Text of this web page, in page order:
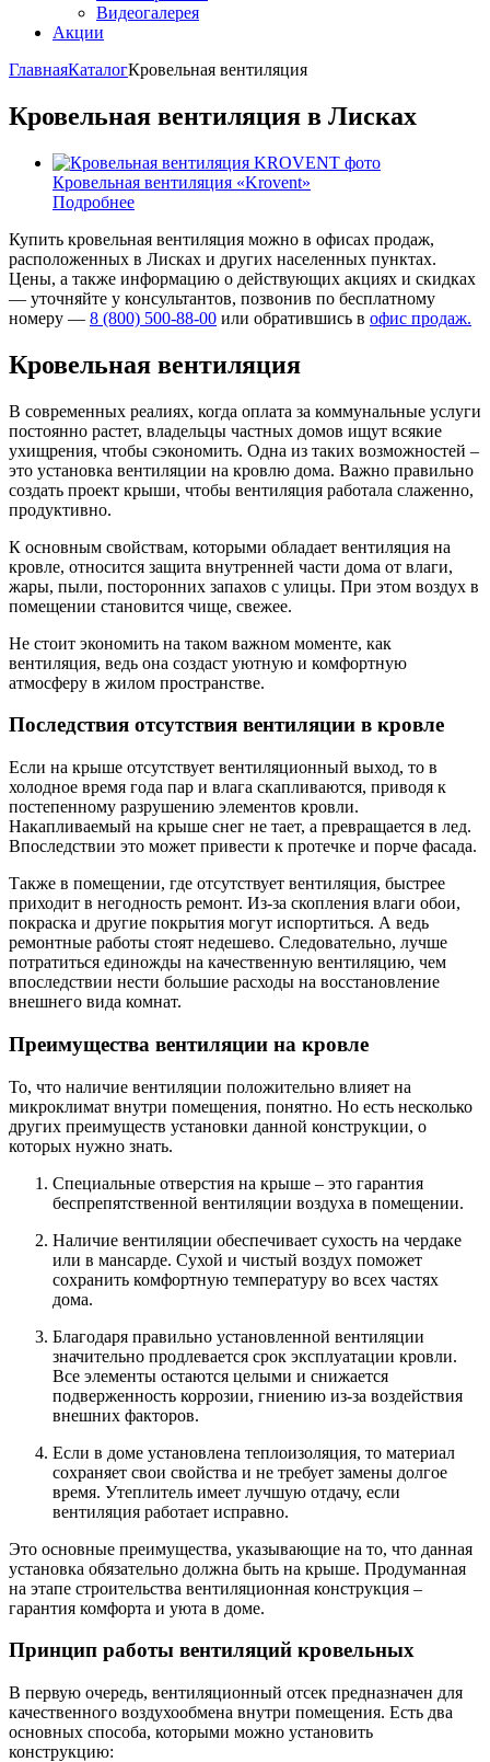
Видеогалерея
Акции
ГлавнаяКаталогКровельная вентиляция
Кровельная вентиляция в Лисках
Кровельная вентиляция «Krovent»
Подробнее
Купить кровельная вентиляция можно в офисах продаж,
расположенных в Лисках и других населенных пунктах.
Цены, а также информацию о действующих акциях и скидках
— уточняйте у консультантов, позвонив по бесплатному
номеру — 8 (800) 500-88-00 или обратившись в офис продаж.
Кровельная вентиляция
В современных реалиях, когда оплата за коммунальные услуги
постоянно растет, владельцы частных домов ищут всякие
ухищрения, чтобы сэкономить. Одна из таких возможностей –
это установка вентиляции на кровлю дома. Важно правильно
создать проект крыши, чтобы вентиляция работала слаженно,
продуктивно.
К основным свойствам, которыми обладает вентиляция на
кровле, относится защита внутренней части дома от влаги,
жары, пыли, посторонних запахов с улицы. При этом воздух в
помещении становится чище, свежее.
Не стоит экономить на таком важном моменте, как
вентиляция, ведь она создаст уютную и комфортную
атмосферу в жилом пространстве.
Последствия отсутствия вентиляции в кровле
Если на крыше отсутствует вентиляционный выход, то в
холодное время года пар и влага скапливаются, приводя к
постепенному разрушению элементов кровли.
Накапливаемый на крыше снег не тает, а превращается в лед.
Впоследствии это может привести к протечке и порче фасада.
Также в помещении, где отсутствует вентиляция, быстрее
приходит в негодность ремонт. Из-за скопления влаги обои,
покраска и другие покрытия могут испортиться. А ведь
ремонтные работы стоят недешево. Следовательно, лучше
потратиться единожды на качественную вентиляцию, чем
впоследствии нести большие расходы на восстановление
внешнего вида комнат.
Преимущества вентиляции на кровле
То, что наличие вентиляции положительно влияет на
микроклимат внутри помещения, понятно. Но есть несколько
других преимуществ установки данной конструкции, о
которых нужно знать.
Специальные отверстия на крыше – это гарантия
беспрепятственной вентиляции воздуха в помещении.
Наличие вентиляции обеспечивает сухость на чердаке
или в мансарде. Сухой и чистый воздух поможет
сохранить комфортную температуру во всех частях
дома.
Благодаря правильно установленной вентиляции
значительно продлевается срок эксплуатации кровли.
Все элементы остаются целыми и снижается
подверженность коррозии, гниению из-за воздействия
внешних факторов.
Если в доме установлена теплоизоляция, то материал
сохраняет свои свойства и не требует замены долгое
время. Утеплитель имеет лучшую отдачу, если
вентиляция работает исправно.
Это основные преимущества, указывающие на то, что данная
установка обязательно должна быть на крыше. Продуманная
на этапе строительства вентиляционная конструкция –
гарантия комфорта и уюта в доме.
Принцип работы вентиляций кровельных
В первую очередь, вентиляционный отсек предназначен для
качественного воздухообмена внутри помещения. Есть два
основных способа, которыми можно установить
конструкцию: